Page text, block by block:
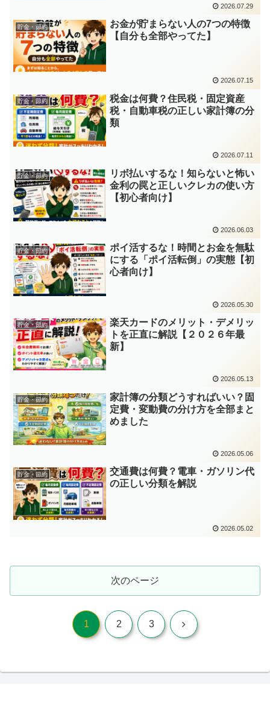
2026.07.29
貯金・節約
お金が貯まらない人の7つの特徴
【自分も全部やってた】
2026.07.15
貯金・節約
税金は何費？住民税・固定資産
税・自動車税の正しい家計簿の分
類
2026.07.11
貯金・節約
リボ払いするな！知らないと怖い
金利の罠と正しいクレカの使い方
【初心者向け】
2026.06.03
貯金・節約
ポイ活するな！時間とお金を無駄
にする「ポイ活転倒」の実態【初
心者向け】
2026.05.30
貯金・節約
楽天カードのメリット・デメリッ
トを正直に解説【２０２６年最
新】
2026.05.13
貯金・節約
家計簿の分類どうすればいい？固
定費・変動費の分け方を全部まと
めました
2026.05.06
貯金・節約
交通費は何費？電車・ガソリン代
の正しい分類を解説
2026.05.02
次のページ
1 2 3 次